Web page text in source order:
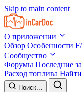
Skip to main content
О приложении
Обзор Особенности
Сообщество
Форумы Последние
Расход топлива
Поиск...